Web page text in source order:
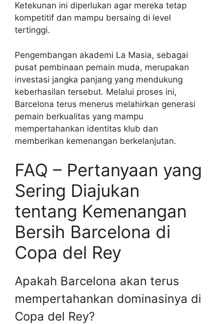
Ketekunan ini diperlukan agar mereka tetap
kompetitif dan mampu bersaing di level
tertinggi.
Pengembangan akademi La Masia, sebagai
pusat pembinaan pemain muda, merupakan
investasi jangka panjang yang mendukung
keberhasilan tersebut. Melalui proses ini,
Barcelona terus menerus melahirkan generasi
pemain berkualitas yang mampu
mempertahankan identitas klub dan
memberikan kemenangan berkelanjutan.
FAQ – Pertanyaan yang
Sering Diajukan
tentang Kemenangan
Bersih Barcelona di
Copa del Rey
Apakah Barcelona akan terus
mempertahankan dominasinya di
Copa del Rey?